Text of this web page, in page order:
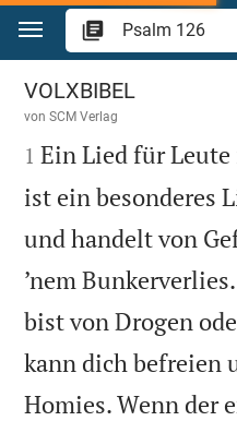
Zum Inhalt springen
Psalm 126
VOLXBIBEL
vonSCM Verlag

1 Ein Lied für
ist ein besonderes
und handelt von
’nem
bist von Drogen
kann dich befreien
Homies. Wenn der